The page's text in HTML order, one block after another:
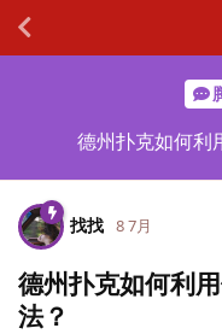
德州扑克如何利
找找 8 7月
德州扑克如何利
法？